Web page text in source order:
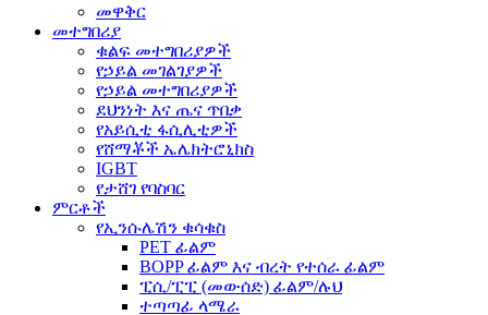
መዋቅር
መተግበሪያ
ቁልፍ መተግበሪያዎች
የኃይል መገልገያዎች
የኃይል መተግበሪያዎች
ደህንነት እና ጤና ጥበቃ
የአይሲቲ ፋሲሊቲዎች
የሸማቾች ኤሌክትሮኒክስ
IGBT
የታሸገ የባስባር
ምርቶች
የኢንሱሌሽን ቁሳቁስ
PET ፊልም
BOPP ፊልም እና ብረት የተሰራ ፊልም
ፒሲ/ፒፒ (መውሰድ) ፊልም/ሉህ
ተጣጣፊ ላሜራ